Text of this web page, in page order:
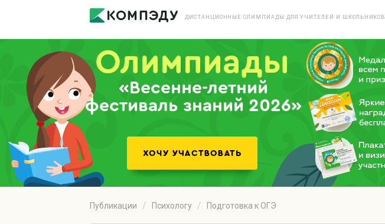
ДИСТАНЦИОННЫЕ ОЛИМПИАДЫ ДЛЯ УЧИТЕЛЕЙ И ШКОЛЬНИКОВ
«Весенне-летний
фестиваль знаний 2026»
Публикации Психологу Подготовка к ОГЭ